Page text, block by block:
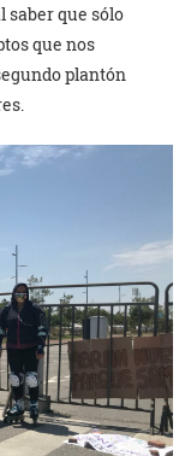
saber que sólo
que nos
plantón